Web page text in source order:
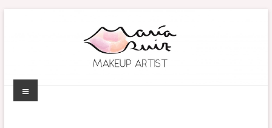
Menú